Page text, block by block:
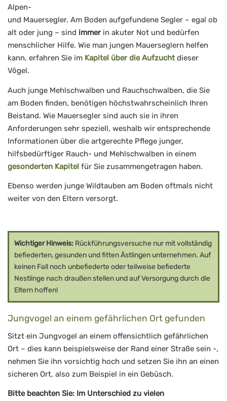
Alpen-
und Mauersegler. Am Boden aufgefundene Segler – egal ob
alt oder jung – sind immerin akuter Not und bedürfen
menschlicher Hilfe. Wie man jungen Mauerseglern helfen
kann, erfahren Sie im Kapitel über die Aufzucht dieser
Vögel.
Auch junge Mehlschwalben und Rauchschwalben, die Sie
am Boden finden, benötigen höchstwahrscheinlich Ihren
Beistand. Wie Mauersegler sind auch sie in ihren
Anforderungen sehr speziell, weshalb wir entsprechende
Informationen über die artgerechte Pflege junger,
hilfsbedürftiger Rauch- und Mehlschwalben in einem
gesonderten Kapitel für Sie zusammengetragen haben.
Ebenso werden junge Wildtauben am Boden oftmals nicht
weiter von den Eltern versorgt.
Wichtiger Hinweis: Rückführungsversuche nur mit vollständig
befiederten, gesunden und fitten Ästlingen unternehmen. Auf
keinen Fall noch unbefiederte oder teilweise befiederte
Nestlinge nach draußen stellen und auf Versorgung durch die
Eltern hoffen!
Jungvogel an einem gefährlichen Ort gefunden
Sitzt ein Jungvogel an einem offensichtlich gefährlichen
Ort – dies kann beispielsweise der Rand einer Straße sein -,
nehmen Sie ihn vorsichtig hoch und setzen Sie ihn an einen
sicheren Ort, also zum Beispiel in ein Gebüsch.
Bitte beachten Sie: Im Unterschied zu vielen